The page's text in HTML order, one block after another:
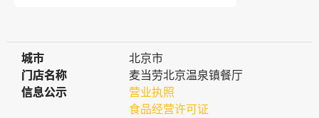
城市
城市
北京市
门店名称
门店名称
麦当劳北京温泉镇餐厅
信息公示
信息公示
营业执照
食品经营许可证